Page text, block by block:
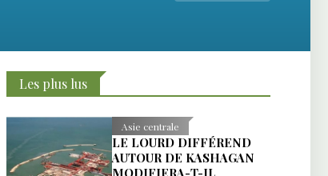
Les plus lus
Asie centrale
LE LOURD DIFFÉREND
AUTOUR DE KASHAGAN